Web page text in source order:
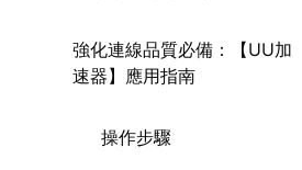
強化連線品質必備：【UU加
速器】應用指南
操作步驟